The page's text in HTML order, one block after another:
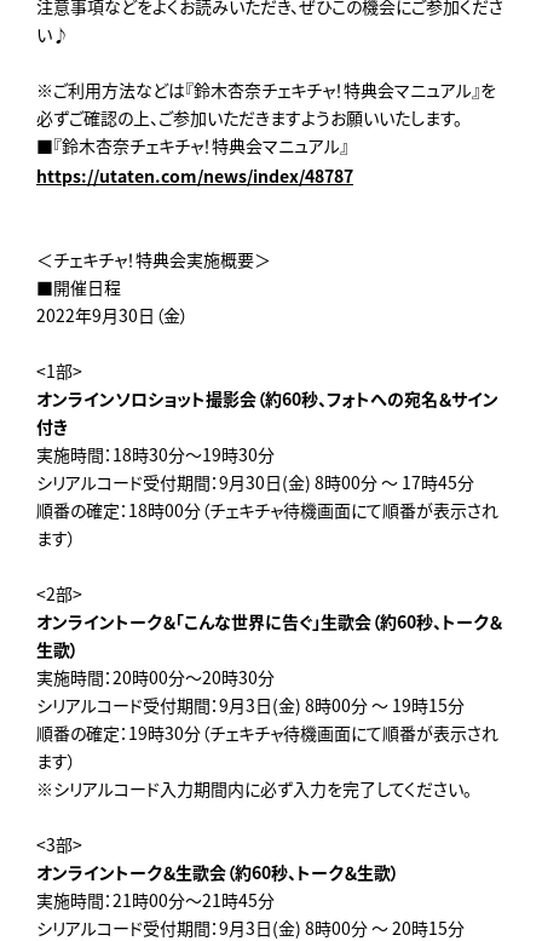
注意事項などをよくお読みいただき、ぜひこの機会にご参加くださ
い♪
※ご利用方法などは『鈴木杏奈チェキチャ！特典会マニュアル』を
必ずご確認の上、ご参加いただきますようお願いいたします。
■『鈴木杏奈チェキチャ！特典会マニュアル』
https://utaten.com/news/index/48787
＜チェキチャ！特典会実施概要＞
■開催日程
2022年9月30日（金）
<1部>
オンラインソロショット撮影会（約60秒、フォトへの宛名＆サイン
付き
実施時間：18時30分～19時30分
シリアルコード受付期間：9月30日(金) 8時00分 ～ 17時45分
順番の確定：18時00分（チェキチャ待機画面にて順番が表示され
ます）
<2部>
オンライントーク＆「こんな世界に告ぐ」生歌会（約60秒、トーク＆
生歌）
実施時間：20時00分～20時30分
シリアルコード受付期間：9月3日(金) 8時00分 ～ 19時15分
順番の確定：19時30分（チェキチャ待機画面にて順番が表示され
ます）
※シリアルコード入力期間内に必ず入力を完了してください。
<3部>
オンライントーク＆生歌会（約60秒、トーク＆生歌）
実施時間：21時00分～21時45分
シリアルコード受付期間：9月3日(金) 8時00分 ～ 20時15分